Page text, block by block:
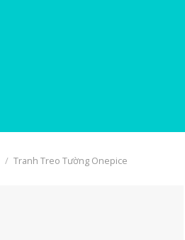
/ Tranh Treo Tường Onepice